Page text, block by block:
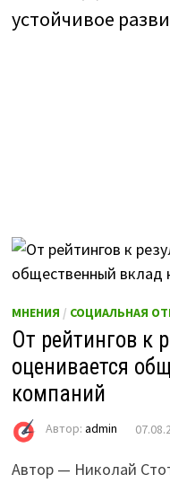
устойчивое
МНЕНИЯ / СОЦИАЛЬНАЯ
От рейтингов к
оценивается
компаний
Автор: admin
Автор — Николай